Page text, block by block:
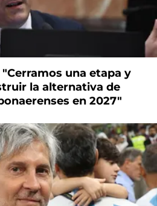
una etapa y
la alternativa de
en 2027"